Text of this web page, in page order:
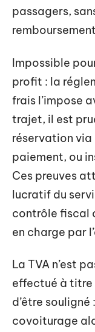
passagers,
Impossible
profit : la
frais l’impose
trajet, il est
réservation
paiement, ou
Ces preuves
lucratif du
contrôle fiscal
en charge par
La TVA n’est
effectué à titre
d’être
covoiturage